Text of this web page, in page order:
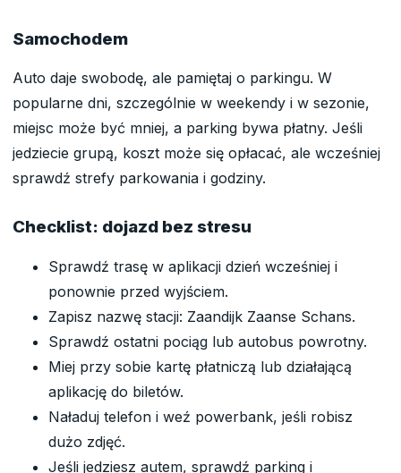
Samochodem
Auto daje swobodę, ale pamiętaj o parkingu. W
popularne dni, szczególnie w weekendy i w sezonie,
miejsc może być mniej, a parking bywa płatny. Jeśli
jedziecie grupą, koszt może się opłacać, ale wcześniej
sprawdź strefy parkowania i godziny.
Checklist: dojazd bez stresu
Sprawdź trasę w aplikacji dzień wcześniej i
ponownie przed wyjściem.
Zapisz nazwę stacji: Zaandijk Zaanse Schans.
Sprawdź ostatni pociąg lub autobus powrotny.
Miej przy sobie kartę płatniczą lub działającą
aplikację do biletów.
Naładuj telefon i weź powerbank, jeśli robisz
dużo zdjęć.
Jeśli jedziesz autem, sprawdź parking i